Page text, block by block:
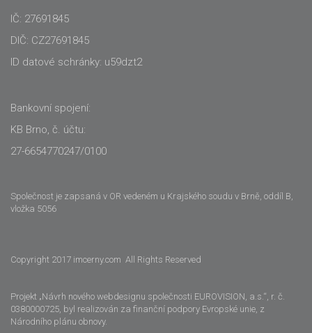
IČ: 27691845
DIČ: CZ27691845
ID datové schránky: u59dzt2
Bankovní spojení:
KB Brno, č. účtu:
27-6654770247/0100
Společnost je zapsaná v OR vedeném u Krajského soudu v Brně, oddíl B,
vložka 5056
Copyright 2017 imcerny.com All Rights Reserved
Projekt „Návrh nového webdesignu společnosti EUROVISION, a.s.“, r. č.
0380000725, byl realizován za finanční podpory Evropské unie, z
Národního plánu obnovy.